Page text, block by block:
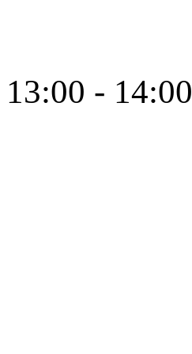
13:00 - 14:00